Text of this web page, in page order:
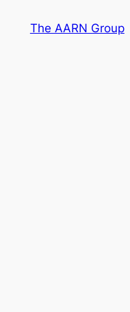
The AARN Group